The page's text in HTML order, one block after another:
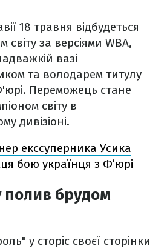
18 травня відбудеться
світу за версіями WBA,
вазі
та володарем титулу
Переможець стане
світу в
дивізіоні.
екссуперника Усика
бою українця з Ф’юрі
брудом
у сторіс своєї сторінки